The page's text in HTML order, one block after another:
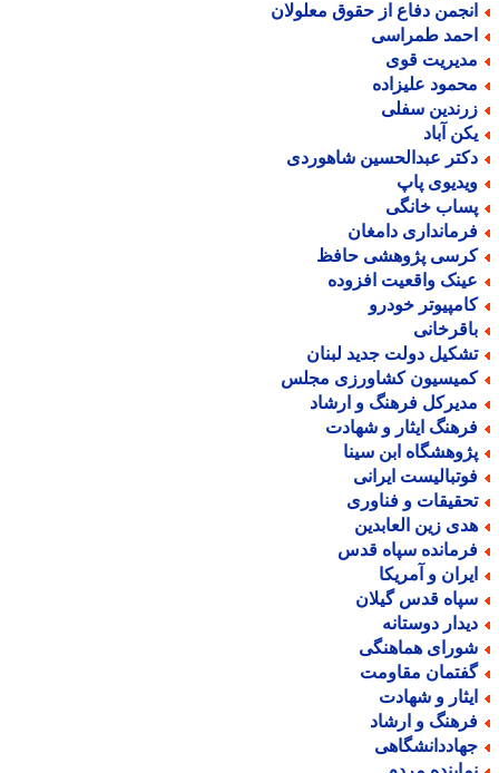
دفاع از حقوق معلولان
طمراسی
قوی
علیزاده
سفلی
آباد
عبدالحسین شاهوردی
پاپ
خانگی
دامغان
پژوهشی حافظ
واقعیت افزوده
خودرو
دولت جدید لبنان
کشاورزی مجلس
فرهنگ و ارشاد
ایثار و شهادت
ابن سینا
ایرانی
و فناوری
زین العابدین
سپاه قدس
و آمریکا
قدس گیلان
دوستانه
هماهنگی
مقاومت
و شهادت
و ارشاد